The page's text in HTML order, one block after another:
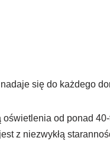
się do każdego
od ponad
z niezwykłą